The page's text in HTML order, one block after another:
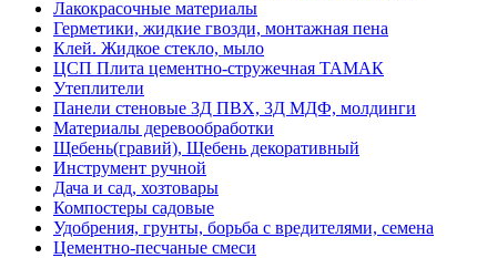
Лакокрасочные материалы
Герметики, жидкие гвозди, монтажная пена
Клей. Жидкое стекло, мыло
ЦСП Плита цементно-стружечная ТАМАК
Утеплители
Панели стеновые 3Д ПВХ, 3Д МДФ, молдинги
Материалы деревообработки
Щебень(гравий), Щебень декоративный
Инструмент ручной
Дача и сад, хозтовары
Компостеры садовые
Удобрения, грунты, борьба с вредителями, семена
Цементно-песчаные смеси